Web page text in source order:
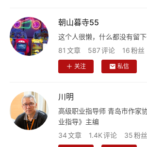
活
情
游
育
登录 注册
朝山暮寺55
这个人很懒，什么都没有留
81 文章 587评论 16粉丝
关注 私信
川明
高级职业指导师 青岛市作家
业指导》主编
34文章 1.4K评论 35粉丝